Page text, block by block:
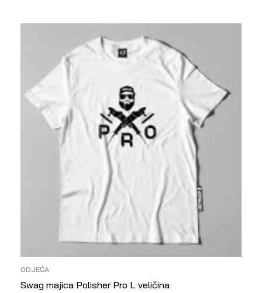
ODJEĆA
Swag majica Polisher Pro L veličina